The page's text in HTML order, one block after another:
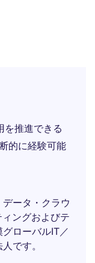
を推進できる
的に経験可能
ータ・クラウ
ングおよびテ
ローバルIT／
です。